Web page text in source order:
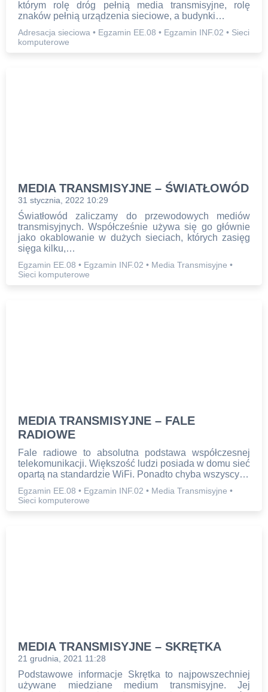
ONLINE
BLOG
którym rolę dróg pełnią media transmisyjne, rolę
znaków pełnią urządzenia sieciowe, a budynki…
Adresacja sieciowa • Egzamin EE.08 • Egzamin INF.02 • Sieci
komputerowe
MEDIA TRANSMISYJNE – ŚWIATŁOWÓD
31 stycznia, 2022 10:29
Światłowód zaliczamy do przewodowych mediów
transmisyjnych. Współcześnie używa się go głównie
jako okablowanie w dużych sieciach, których zasięg
sięga kilku,…
Egzamin EE.08 • Egzamin INF.02 • Media Transmisyjne •
Sieci komputerowe
MEDIA TRANSMISYJNE – FALE
RADIOWE
Fale radiowe to absolutna podstawa współczesnej
telekomunikacji. Większość ludzi posiada w domu sieć
opartą na standardzie WiFi. Ponadto chyba wszyscy…
Egzamin EE.08 • Egzamin INF.02 • Media Transmisyjne •
Sieci komputerowe
MEDIA TRANSMISYJNE – SKRĘTKA
21 grudnia, 2021 11:28
Podstawowe informacje Skrętka to najpowszechniej
używane miedziane medium transmisyjne. Jej